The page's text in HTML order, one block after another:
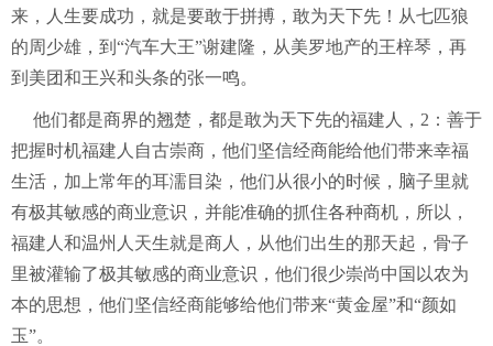
来，人生要成功，就是要敢于拼搏，敢为天下先！从七匹狼
的周少雄，到“汽车大王”谢建隆，从美罗地产的王梓琴，再
到美团和王兴和头条的张一鸣。
他们都是商界的翘楚，都是敢为天下先的福建人，2：善于
把握时机福建人自古崇商，他们坚信经商能给他们带来幸福
生活，加上常年的耳濡目染，他们从很小的时候，脑子里就
有极其敏感的商业意识，并能准确的抓住各种商机，所以，
福建人和温州人天生就是商人，从他们出生的那天起，骨子
里被灌输了极其敏感的商业意识，他们很少崇尚中国以农为
本的思想，他们坚信经商能够给他们带来“黄金屋”和“颜如
玉”。